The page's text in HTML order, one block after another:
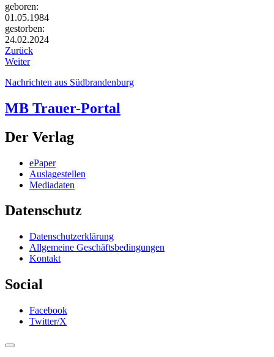
geboren:
01.05.1984
gestorben:
24.02.2024
Zurück
Weiter
Nachrichten aus Südbrandenburg
MB Trauer-Portal
Der Verlag
ePaper
Auslagestellen
Mediadaten
Datenschutz
Datenschutzerklärung
Allgemeine Geschäftsbedingungen
Kontakt
Social
Facebook
Twitter/X